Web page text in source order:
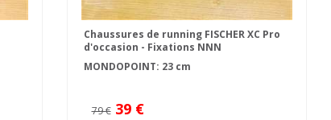
Chaussures de running FISCHER XC Pro
d'occasion - Fixations NNN
MONDOPOINT: 23 cm
79 € 39 €